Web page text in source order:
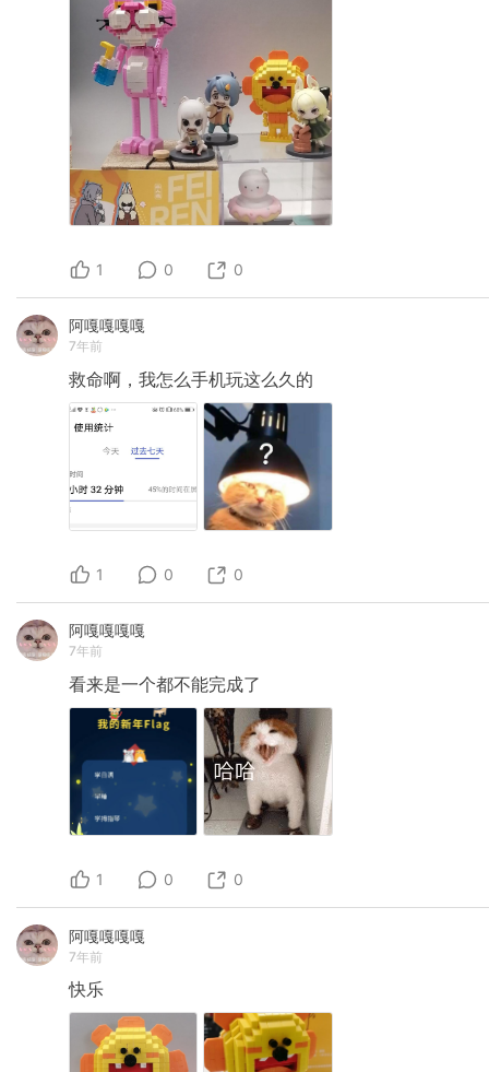
1 0 0
阿嘎嘎嘎嘎
7年前
救命啊，我怎么手机玩这么久的
1 0 0
阿嘎嘎嘎嘎
7年前
看来是一个都不能完成了
1 0 0
阿嘎嘎嘎嘎
7年前
快乐